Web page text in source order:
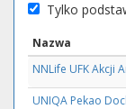
Tylko
Nazwa
NNLife UFK Akcji
UNIQA Pekao